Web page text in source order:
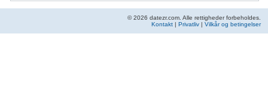
© 2026 datezr.com. Alle rettigheder forbeholdes.
Kontakt | Privatliv | Vilkår og betingelser